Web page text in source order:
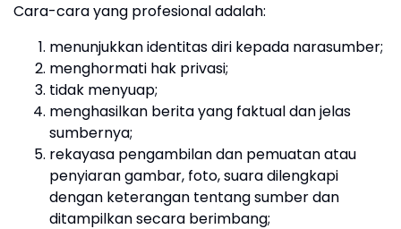
Cara-cara yang profesional adalah:
menunjukkan identitas diri kepada narasumber;
menghormati hak privasi;
tidak menyuap;
menghasilkan berita yang faktual dan jelas
sumbernya;
rekayasa pengambilan dan pemuatan atau
penyiaran gambar, foto, suara dilengkapi
dengan keterangan tentang sumber dan
ditampilkan secara berimbang;